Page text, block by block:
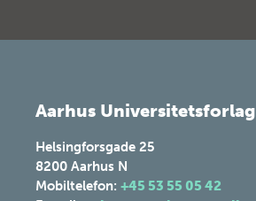
Aarhus Universitetsforlag
Helsingforsgade 25
8200 Aarhus N
Mobiltelefon: +45 53 55 05 42